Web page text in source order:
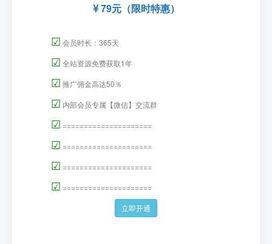
79元（限时特惠）
☑ 会员时长：365天
☑ 全站资源免费获取1年
☑ 推广佣金高达50％
☑ 内部会员专属【微信】交流群
☑ =====================
☑ =====================
☑ =====================
☑ =====================
立即开通